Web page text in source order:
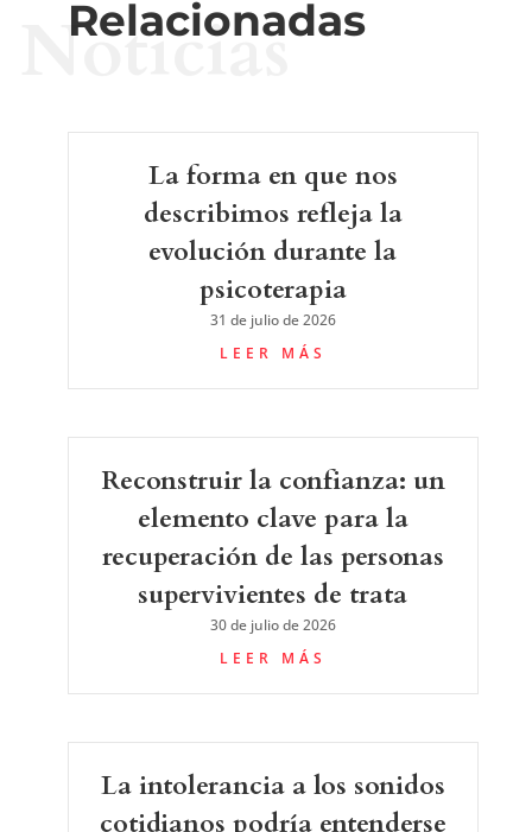
Relacionadas
Noticias
La forma en que nos
describimos refleja la
evolución durante la
psicoterapia
31 de julio de 2026
LEER MÁS
Reconstruir la confianza: un
elemento clave para la
recuperación de las personas
supervivientes de trata
30 de julio de 2026
LEER MÁS
La intolerancia a los sonidos
cotidianos podría entenderse